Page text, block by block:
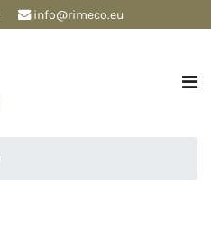
info@rimeco.eu